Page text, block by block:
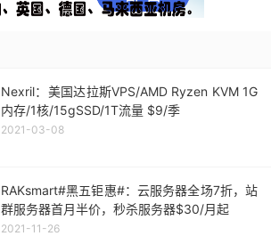
Nexril：美国达拉斯VPS/AMD Ryzen KVM 1G
内存/1核/15gSSD/1T流量 $9/季
2021-03-08
RAKsmart#黑五钜惠#：云服务器全场7折，站
群服务器首月半价，秒杀服务器$30/月起
2021-11-26